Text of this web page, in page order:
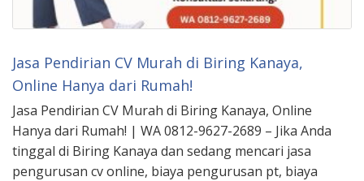
Jasa Pendirian CV Murah di Biring Kanaya,
Online Hanya dari Rumah!
Jasa Pendirian CV Murah di Biring Kanaya, Online
Hanya dari Rumah! | WA 0812-9627-2689 – Jika Anda
tinggal di Biring Kanaya dan sedang mencari jasa
pengurusan cv online, biaya pengurusan pt, biaya